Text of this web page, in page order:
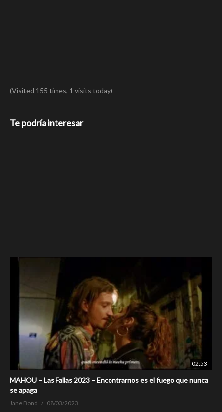
(Visited 155 times, 1 visits today)
Te podría interesar
02:53
MAHOU – Las Fallas 2023 – Encontrarnos es el fuego que nunca
se apaga
Jane Bond 08/03/2023